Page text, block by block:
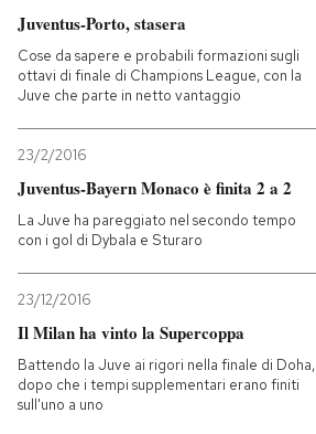
Juventus-Porto, stasera
Cose da sapere e probabili formazioni sugli
ottavi di finale di Champions League, con la
Juve che parte in netto vantaggio
23/2/2016
Juventus-Bayern Monaco è finita 2 a 2
La Juve ha pareggiato nel secondo tempo
con i gol di Dybala e Sturaro
23/12/2016
Il Milan ha vinto la Supercoppa
Battendo la Juve ai rigori nella finale di Doha,
dopo che i tempi supplementari erano finiti
sull'uno a uno